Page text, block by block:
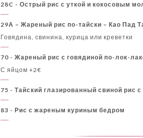
28C - Острый рис с уткой и кокосовым
29А – Жареный рис по-тайски – Као Пад
Говядина, свинина, курица или креветки
70 - Жареный рис с говядиной по-лок-
С яйцом +2€
75 - Тайский глазированный свиной рис
83 - Рис с жареным куриным бедром